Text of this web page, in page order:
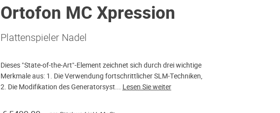
Ortofon MC Xpression
Plattenspieler Nadel
Dieses "State-of-the-Art"-Element zeichnet sich durch drei wichtige
Merkmale aus: 1. Die Verwendung fortschrittlicher SLM-Techniken,
2. Die Modifikation des Generatorsyst... Lesen Sie weiter